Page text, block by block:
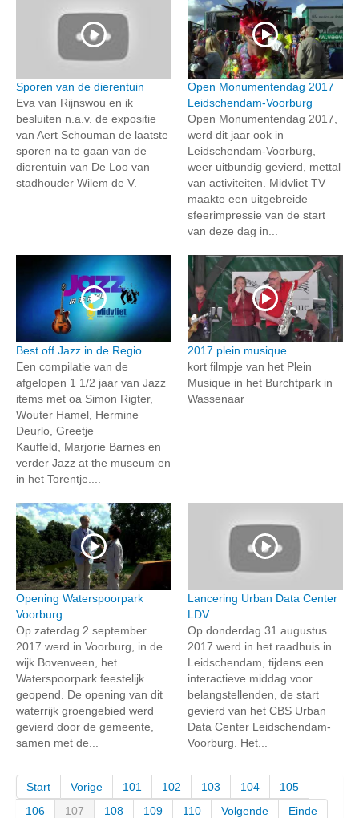
Sporen van de dierentuin
Eva van Rijnswou en ik
besluiten n.a.v. de expositie
van Aert Schouman de laatste
sporen na te gaan van de
dierentuin van De Loo van
stadhouder Wilem de V.
Open Monumentendag 2017
Leidschendam-Voorburg
Open Monumentendag 2017,
werd dit jaar ook in
Leidschendam-Voorburg,
weer uitbundig gevierd, mettal
van activiteiten. Midvliet TV
maakte een uitgebreide
sfeerimpressie van de start
van deze dag in...
Best off Jazz in de Regio
Een compilatie van de
afgelopen 1 1/2 jaar van Jazz
items met oa Simon Rigter,
Wouter Hamel, Hermine
Deurlo, Greetje
Kauffeld, Marjorie Barnes en
verder Jazz at the museum en
in het Torentje....
2017 plein musique
kort filmpje van het Plein
Musique in het Burchtpark in
Wassenaar
Opening Waterspoorpark
Voorburg
Op zaterdag 2 september
2017 werd in Voorburg, in de
wijk Bovenveen, het
Waterspoorpark feestelijk
geopend. De opening van dit
waterrijk groengebied werd
gevierd door de gemeente,
samen met de...
Lancering Urban Data Center
LDV
Op donderdag 31 augustus
2017 werd in het raadhuis in
Leidschendam, tijdens een
interactieve middag voor
belangstellenden, de start
gevierd van het CBS Urban
Data Center Leidschendam-
Voorburg. Het...
Start Vorige 101 102 103 104
105
106
107 108 109 110 Volgende Einde